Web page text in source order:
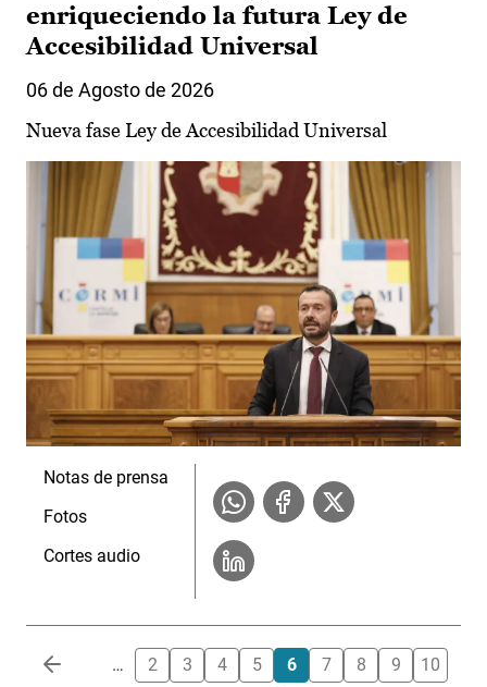
enriqueciendo la futura Ley de
Accesibilidad Universal
06 de Agosto de 2026
Nueva fase Ley de Accesibilidad Universal
Notas de prensa
Fotos
Cortes audio
Paginación … 2 3 4 5 6 7 8 9
10